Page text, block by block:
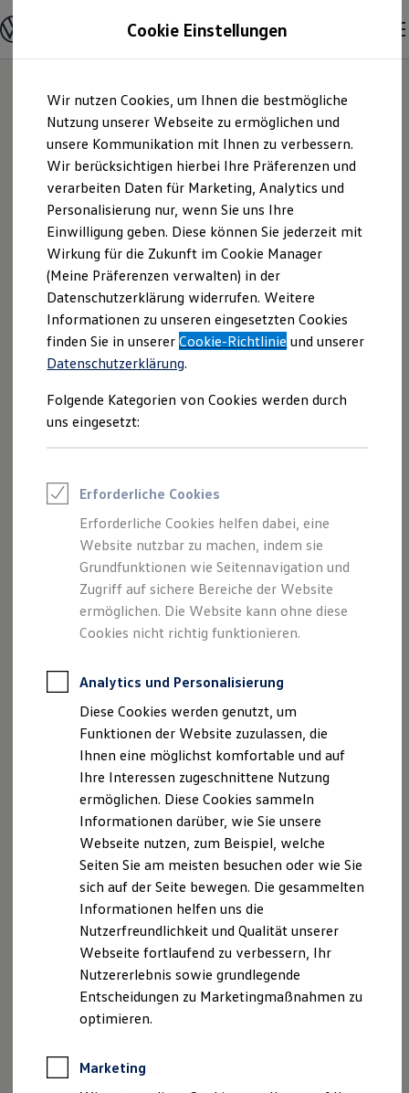
Hauptinhalt
springen
Footer
springen
Modelle & Konfigurator
Nutzfahrzeugkategorien entdecken
Modelle konfigurieren
Vorgängermodelle und Oldtimer
Vorgängermodelle
Oldtimer
Bulli Historie
Branchenlösungen & Gewerbekunden
Umbaulösungen und Hersteller finden
Auf- und Umbauten entdecken & konfigurieren
Groß- und Sonderkunden
Großkunden
Kommunen & Behörden
Journalisten
Sportvereine
Branchenlösungen
Bau & Handwerk
Gewerbliche Personenbeförderung
Service & mobile Werkstätten
Kurier, Logistik & Handel
Feuerwehr
Rettungsdienste
ONE Business ID Vorteile
Fahrzeugsuche & Marktplatz
Digitaler Marktplatz
Kauf & Finanzierung
Online-Fahrzeugbewertung
Aktionen & Angebote
E-Auto-Förderung
Für Privatkunden
Für Gewerbekunden
Profi Paket
TopDeal
Zertifizierte Gebrauchtwagen
Für Privatkunden
Für Gewerbekunden
Leasing
Für Privatkunden
Für Gewerbekunden
Versicherungen & Garantien
Garantien
Kfz-Versicherung für Nutzfahrzeuge
Restschuldversicherung
Wartungsverträge
Besitzer & Service
Reparatur & Service
Sommer-Special
Reparatur, Pflege & Inspektion
Servicetermin anfragen
Service-Vorteile bei Volkswagen Nutzfahrzeuge
ServicePlus
Economy Service
Räder & Reifen Service
Ersatzfahrzeuge
Software, Konnektivität & Apps
California App
Motor-Nützel
Vertriebs-GmbH |
Impressum &
Rechtliches
Hier finden Sie Informationen über die
Motor-Nützel Vertriebs-GmbH als
verantwortliche Anbieterin von Inhalten
und Angeboten, die auf dieser Webseite
Impressum
Datenschutzerklärung
Impressum
Motor-Nützel Vertriebs-GmbH
Nürnberger Str. 95
95448 Bayreuth - Germany
Telefon: +49 (0) 921 3360-0
Telefax: +49 (0) 921 3360-518
www.motor-nuetzel.deE-Mail: info(at)motor-
nuetzel.de
Geschäftsführer
Ralf Beck
Roman Fehling, Dipl.-Ing. (FH)
Mathias Grossmann
Horst Hoffmann
Michael Krasser
Alexander Pflaum, Dipl.-Kfm.
Verantwortlich für Inhalte
Ralf Beck
Cookie Einstellungen
Wir nutzen Cookies, um Ihnen die bestmögliche
Nutzung unserer Webseite zu ermöglichen und
unsere Kommunikation mit Ihnen zu verbessern.
Wir berücksichtigen hierbei Ihre Präferenzen und
verarbeiten Daten für Marketing, Analytics und
Personalisierung nur, wenn Sie uns Ihre
Einwilligung geben. Diese können Sie jederzeit mit
Wirkung für die Zukunft im Cookie Manager
(Meine Präferenzen verwalten) in der
Datenschutzerklärung widerrufen. Weitere
Informationen zu unseren eingesetzten Cookies
finden Sie in unsererCookie-Richtlinie und unserer
Datenschutzerklärung.
Folgende Kategorien von Cookies werden durch
uns eingesetzt:
Erforderliche Cookies
Erforderliche Cookies helfen dabei, eine
Website nutzbar zu machen, indem sie
Grundfunktionen wie Seitennavigation und
Zugriff auf sichere Bereiche der Website
ermöglichen. Die Website kann ohne diese
Cookies nicht richtig funktionieren.
Analytics und Personalisierung
Diese Cookies werden genutzt, um
Funktionen der Website zuzulassen, die
Ihnen eine möglichst komfortable und auf
Ihre Interessen zugeschnittene Nutzung
ermöglichen. Diese Cookies sammeln
Informationen darüber, wie Sie unsere
Webseite nutzen, zum Beispiel, welche
Seiten Sie am meisten besuchen oder wie Sie
sich auf der Seite bewegen. Die gesammelten
Informationen helfen uns die
Nutzerfreundlichkeit und Qualität unserer
Webseite fortlaufend zu verbessern, Ihr
Nutzererlebnis sowie grundlegende
Entscheidungen zu Marketingmaßnahmen zu
optimieren.
Marketing